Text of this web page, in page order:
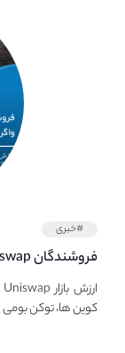
#خبری
UNI نزولی را توسعه می‌دهد.
کوین ها، توکن بومی UNI، سود بیشتری را نشان می‌دهد.